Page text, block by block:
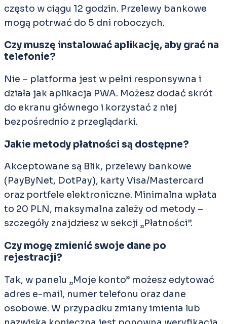
często w ciągu 12 godzin. Przelewy bankowe
mogą potrwać do 5 dni roboczych.
Czy muszę instalować aplikację, aby grać na
telefonie?
Nie – platforma jest w pełni responsywna i
działa jak aplikacja PWA. Możesz dodać skrót
do ekranu głównego i korzystać z niej
bezpośrednio z przeglądarki.
Jakie metody płatności są dostępne?
Akceptowane są Blik, przelewy bankowe
(PayByNet, DotPay), karty Visa/Mastercard
oraz portfele elektroniczne. Minimalna wpłata
to 20 PLN, maksymalna zależy od metody –
szczegóły znajdziesz w sekcji „Płatności”.
Czy mogę zmienić swoje dane po
rejestracji?
Tak, w panelu „Moje konto” możesz edytować
adres e-mail, numer telefonu oraz dane
osobowe. W przypadku zmiany imienia lub